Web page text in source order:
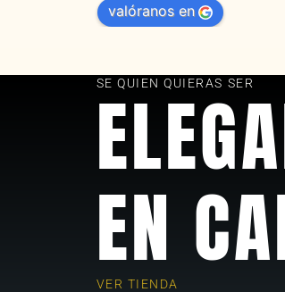
valóranos en
SE QUIEN QUIERAS SER
EN
VER TIENDA